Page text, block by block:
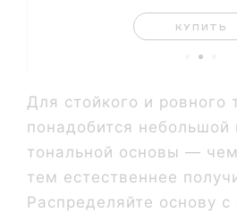
КУПИТЬ
Для стойкого и ровного
понадобится небольшой
тональной основы —
тем естественнее
Распределяйте основу